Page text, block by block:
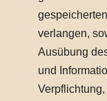
verlangen,
Ausübung
und